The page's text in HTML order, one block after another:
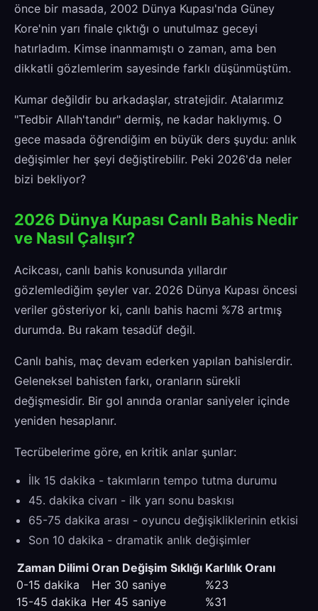
önce bir masada, 2002 Dünya Kupası'nda Güney
Kore'nin yarı finale çıktığı o unutulmaz geceyi
hatırladım. Kimse inanmamıştı o zaman, ama ben
dikkatli gözlemlerim sayesinde farklı düşünmüştüm.
Kumar değildir bu arkadaşlar, stratejidir. Atalarımız
"Tedbir Allah'tandır" dermiş, ne kadar haklıymış. O
gece masada öğrendiğim en büyük ders şuydu: anlık
değişimler her şeyi değiştirebilir. Peki 2026'da neler
bizi bekliyor?
2026 Dünya Kupası Canlı Bahis Nedir
ve Nasıl Çalışır?
Acikcası, canlı bahis konusunda yıllardır
gözlemlediğim şeyler var. 2026 Dünya Kupası öncesi
veriler gösteriyor ki, canlı bahis hacmi %78 artmış
durumda. Bu rakam tesadüf değil.
Canlı bahis, maç devam ederken yapılan bahislerdir.
Geleneksel bahisten farkı, oranların sürekli
değişmesidir. Bir gol anında oranlar saniyeler içinde
yeniden hesaplanır.
Tecrübelerime göre, en kritik anlar şunlar:
İlk 15 dakika - takımların tempo tutma durumu
45. dakika civarı - ilk yarı sonu baskısı
65-75 dakika arası - oyuncu değişikliklerinin etkisi
Son 10 dakika - dramatik anlık değişimler
Zaman Dilimi Oran Değişim Sıklığı Karlılık Oranı
0-15 dakika
Her 30 saniye
%23
15-45 dakika Her 45 saniye
%31